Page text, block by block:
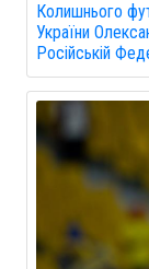
Колишнього
України
Російській